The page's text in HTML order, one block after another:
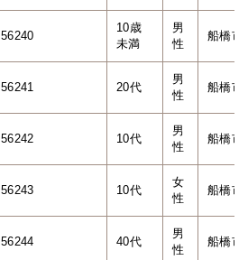
56240
10歳
未満
男
性
船橋市
56241 20代
男
性
船橋市
56242 10代
男
性
船橋市
56243 10代
女
性
船橋市
56244 40代
男
性
船橋市